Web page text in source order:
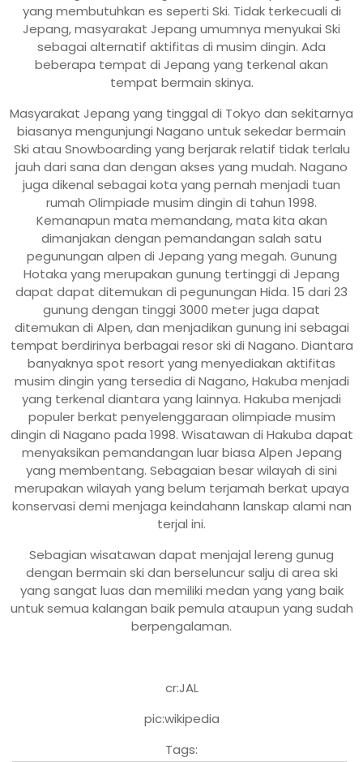
yang membutuhkan es seperti Ski. Tidak terkecuali di
Jepang, masyarakat Jepang umumnya menyukai Ski
sebagai alternatif aktifitas di musim dingin. Ada
beberapa tempat di Jepang yang terkenal akan
tempat bermain skinya.
Masyarakat Jepang yang tinggal di Tokyo dan sekitarnya
biasanya mengunjungi Nagano untuk sekedar bermain
Ski atau Snowboarding yang berjarak relatif tidak terlalu
jauh dari sana dan dengan akses yang mudah. Nagano
juga dikenal sebagai kota yang pernah menjadi tuan
rumah Olimpiade musim dingin di tahun 1998.
Kemanapun mata memandang, mata kita akan
dimanjakan dengan pemandangan salah satu
pegunungan alpen di Jepang yang megah. Gunung
Hotaka yang merupakan gunung tertinggi di Jepang
dapat dapat ditemukan di pegunungan Hida. 15 dari 23
gunung dengan tinggi 3000 meter juga dapat
ditemukan di Alpen, dan menjadikan gunung ini sebagai
tempat berdirinya berbagai resor ski di Nagano. Diantara
banyaknya spot resort yang menyediakan aktifitas
musim dingin yang tersedia di Nagano, Hakuba menjadi
yang terkenal diantara yang lainnya. Hakuba menjadi
populer berkat penyelenggaraan olimpiade musim
dingin di Nagano pada 1998. Wisatawan di Hakuba dapat
menyaksikan pemandangan luar biasa Alpen Jepang
yang membentang. Sebagaian besar wilayah di sini
merupakan wilayah yang belum terjamah berkat upaya
konservasi demi menjaga keindahann lanskap alami nan
terjal ini.
Sebagian wisatawan dapat menjajal lereng gunug
dengan bermain ski dan berseluncur salju di area ski
yang sangat luas dan memiliki medan yang yang baik
untuk semua kalangan baik pemula ataupun yang sudah
berpengalaman.
cr:JAL
pic:wikipedia
Tags: